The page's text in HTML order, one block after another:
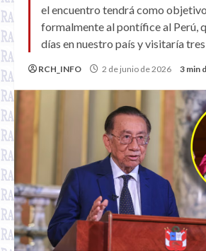
el encuentro tendrá como
formalmente al pontífice al Perú,
días en nuestro país y visitaría
RCH_INFO 2 de junio de 2026 3 min